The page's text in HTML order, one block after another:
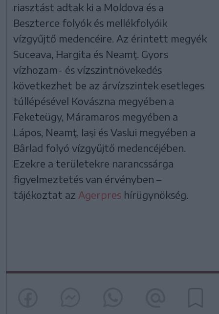
riasztást adtak ki a Moldova és a
Beszterce folyók és mellékfolyóik
vízgyűjtő medencéire. Az érintett megyék
Suceava, Hargita és Neamţ. Gyors
vízhozam- és vízszintnövekedés
következhet be az árvízszintek esetleges
túllépésével Kovászna megyében a
Feketeügy, Máramaros megyében a
Lápos, Neamţ, Iaşi és Vaslui megyében a
Bârlad folyó vízgyűjtő medencéjében.
Ezekre a területekre narancssárga
figyelmeztetés van érvényben –
tájékoztat az Agerpres hírügynökség.